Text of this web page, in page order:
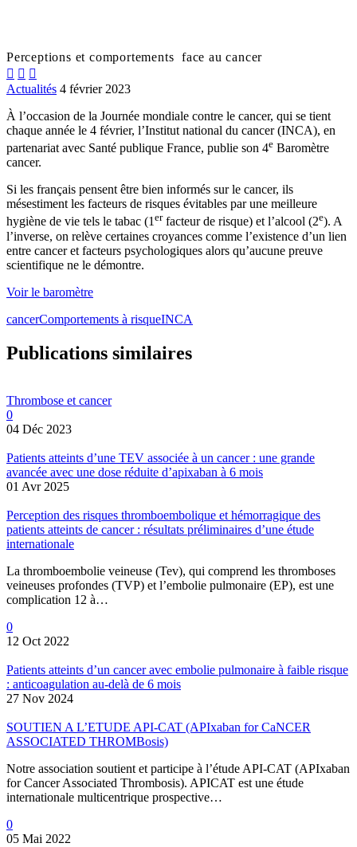
Perceptions et comportements face au cancer
  
Actualités 4 février 2023
À l’occasion de la Journée mondiale contre le cancer, qui se tient
chaque année le 4 février, l’Institut national du cancer (INCA), en
partenariat avec Santé publique France, publie son 4e Baromètre
cancer.
Si les français pensent être bien informés sur le cancer, ils
mésestiment les facteurs de risques évitables par une meilleure
hygiène de vie tels le tabac (1erfacteur de risque) et l’alcool (2e). A
l’inverse, on relève certaines croyances comme l’existence d’un lien
entre cancer et facteurs psychologiques alors qu’aucune preuve
scientifique ne le démontre.
Voir le baromètre
cancerComportements à risqueINCA
Publications similaires
Thrombose et cancer
0
04 Déc 2023
Patients atteints d’une TEV associée à un cancer : une grande
avancée avec une dose réduite d’apixaban à 6 mois
01 Avr 2025
Perception des risques thromboembolique et hémorragique des
patients atteints de cancer : résultats préliminaires d’une étude
internationale
La thromboembolie veineuse (Tev), qui comprend les thromboses
veineuses profondes (TVP) et l’embolie pulmonaire (EP), est une
complication 12 à…
0
12 Oct 2022
Patients atteints d’un cancer avec embolie pulmonaire à faible risque
: anticoagulation au-delà de 6 mois
27 Nov 2024
SOUTIEN A L’ETUDE API-CAT (APIxaban for CaNCER
ASSOCIATED THROMBosis)
Notre association soutient et participe à l’étude API-CAT (APIxaban
for Cancer Associated Thrombosis). APICAT est une étude
internationale multicentrique prospective…
0
05 Mai 2022